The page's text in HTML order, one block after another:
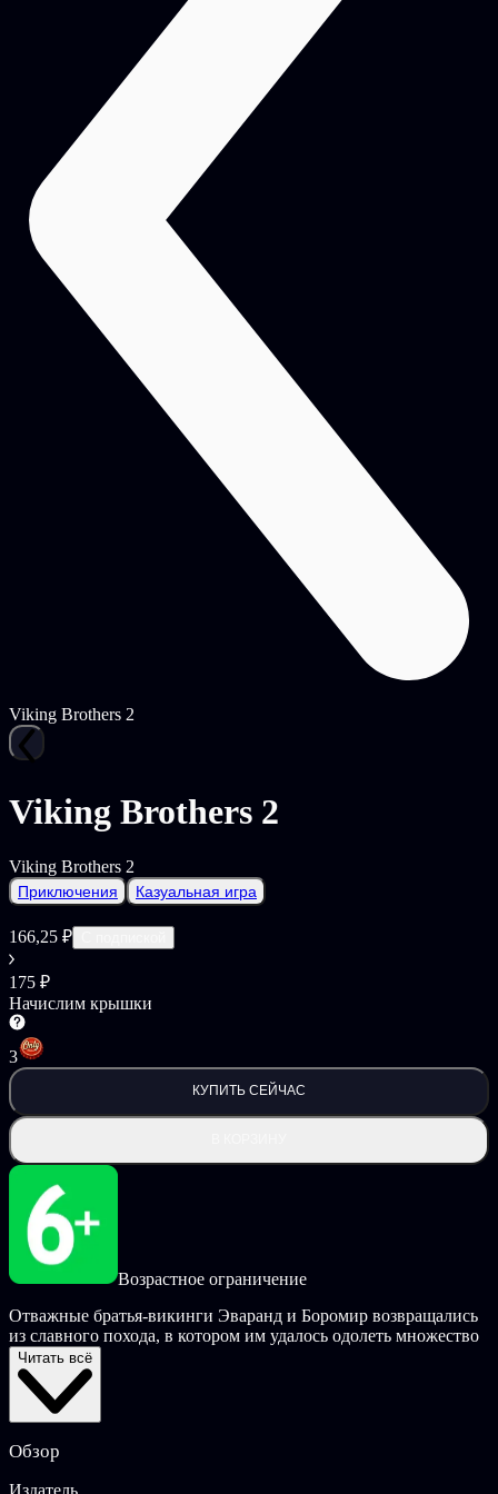
Viking Brothers 2
Viking Brothers 2
Viking Brothers 2
Приключения Казуальная игра
166,25 ₽
175 ₽
Начислим крышки
3
КУПИТЬ СЕЙЧАС
Возрастное ограничение
Отважные братья-викинги Эваранд и Боромир возвращались
из славного похода, в котором им удалось одолеть множество
врагов и спасти священное дерево изобилия. Они мечтали о
родных землях и встрече с близкими, но судьба приготовила
им новые испытания! Великие боги Асгарда призвали
отважных братьев, чтобы поручить им великую миссию
Читать всё
Обзор